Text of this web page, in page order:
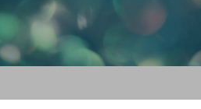
GẠCH BÔNG VIỆT
Chánh, Huyện Mộ Đức, Tỉnh